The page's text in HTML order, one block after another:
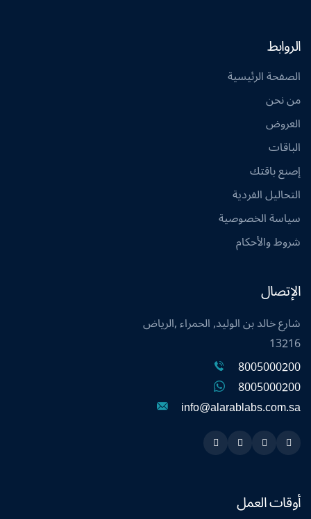
الروابط
الصفحة الرئيسية
من نحن
العروض
الباقات
إصنع باقتك
التحاليل الفردية
سياسة الخصوصية
شروط والأحكام
الإتصال
شارع خالد بن الوليد, الحمراء ,الرياض
13216
8005000200
8005000200
info@alarablabs.com.sa
Snapchat
Twitter
Linkedin
Instagram
أوقات العمل